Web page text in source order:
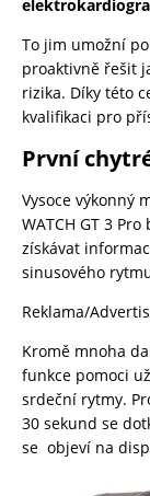
To jim umožní
proaktivně řešit
rizika. Díky této
kvalifikaci pro
První
Vysoce výkonný
WATCH GT 3
získávat
sinusového
Reklama/
Kromě mnoha
funkce pomoci
srdeční rytmy.
30 sekund se
se objeví na